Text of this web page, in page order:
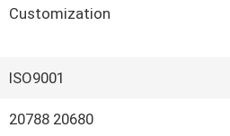
Customization
ISO9001
20680 20788